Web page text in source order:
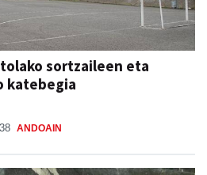
sortzaileen eta
katebegia
ANDOAIN